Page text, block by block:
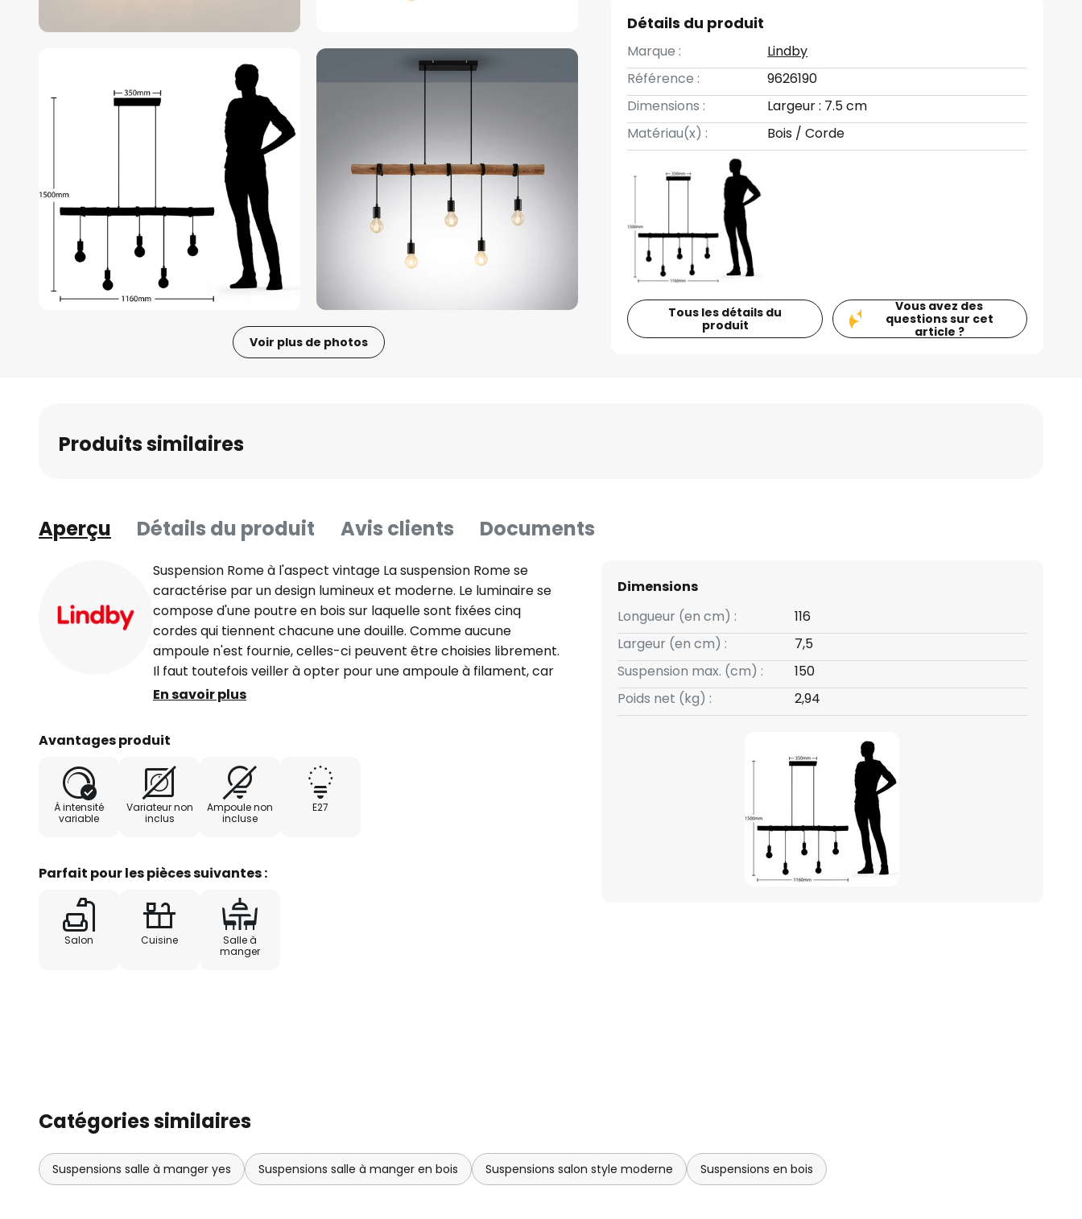
Voir plus de photos
Détails du produit
Marque :
Lindby
Référence :
9626190
Dimensions :
Largeur : 7.5 cm
Matériau(x) :
Bois / Corde
Tous les détails du
produit
Vous avez des
questions sur cet
article ?
Produits similaires
Aperçu Détails du produit Avis clients Documents
Suspension Rome à l'aspect vintage La suspension Rome se
caractérise par un design lumineux et moderne. Le luminaire se
compose d'une poutre en bois sur laquelle sont fixées cinq
cordes qui tiennent chacune une douille. Comme aucune
ampoule n'est fournie, celles-ci peuvent être choisies librement.
Il faut toutefois veiller à opter pour une ampoule à filament, car
l'aspect nostalgique de l'ampoule souligne joliment l'aspect
En savoir plus
Avantages produit
À intensité
variable
Variateur non
inclus
Ampoule non
incluse
E27
Parfait pour les pièces suivantes :
Salon Cuisine
Salle à
manger
Dimensions
Longueur (en cm) :
116
Largeur (en cm) :
7,5
Suspension max. (cm) :
150
Poids net (kg) :
2,94
Catégories similaires
Suspensions salle à manger yes Suspensions salle à manger en bois Suspensions salon style moderne Suspensions en bois